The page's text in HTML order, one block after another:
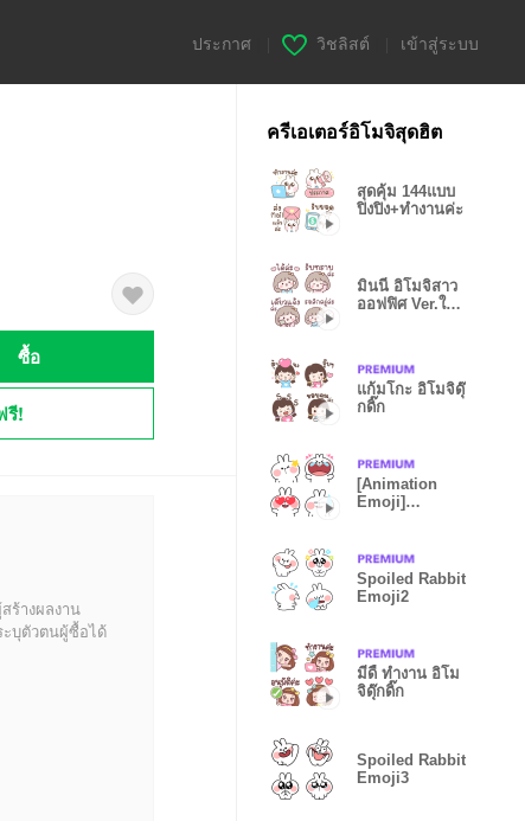
ประกาศ วิชลิสต์ เข้าสู่ระบบ
ซื้อ
รี!
ร้างผลงาน
บุตัวตนผู้ซื้อได้
ครีเอเตอร์อิโมจิสุดฮิต
สุดคุ้ม 144แบบ
ปิงปิง+ทำงานค่ะ
มินนี่ อิโมจิสาว
ออฟฟิศ Ver.ใช้
แก้มโกะ อิโมจิดุ๊
กดิ๊ก
[Animation
Emoji]
Spoiled Rabbit
Emoji2
มีดี้ ทำงาน อิโม
จิดุ๊กดิ๊ก
Spoiled Rabbit
Emoji3